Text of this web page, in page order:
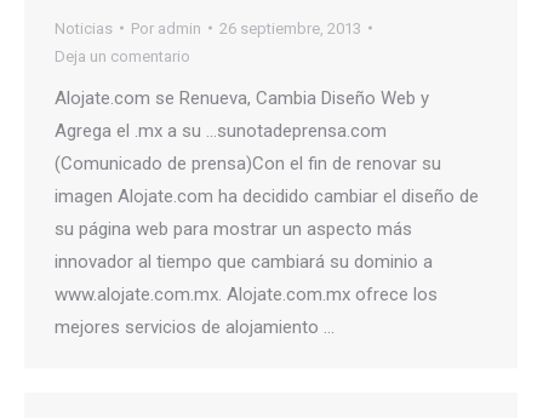
Noticias Por admin
26 septiembre, 2013
Deja un comentario
Alojate.com se Renueva, Cambia Diseño Web y
Agrega el .mx a su …sunotadeprensa.com
(Comunicado de prensa)Con el fin de renovar su
imagen Alojate.com ha decidido cambiar el diseño de
su página web para mostrar un aspecto más
innovador al tiempo que cambiará su dominio a
www.alojate.com.mx. Alojate.com.mx ofrece los
mejores servicios de alojamiento …